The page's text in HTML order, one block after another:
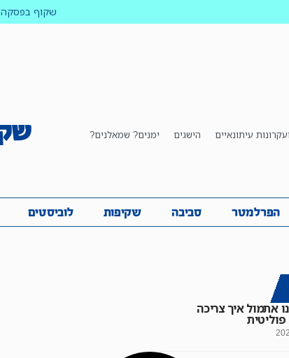
שקוף בפסקה
עיתונאיים הישגים ימנים? שמאלנים?
הפרלמטר סביבה שקיפות לוביסטים
הפרלמטר סביבה שקיפות לוביסטים
אתמול איך צריכה